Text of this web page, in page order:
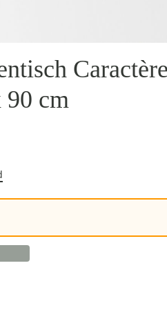
90 cm